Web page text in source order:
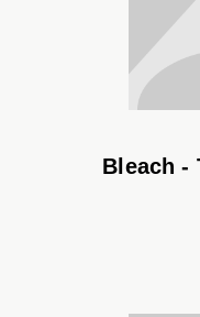
Bleach -